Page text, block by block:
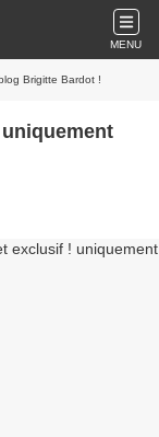
MENU
Brigitte Bardot !